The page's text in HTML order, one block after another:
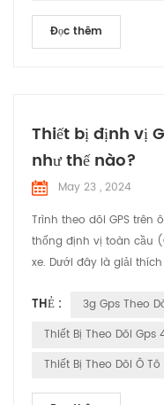
Đọc thêm
Thiết bị định vị
như thế nào?
May 23 , 2024
Trình theo dõi GPS trên
thống định vị toàn cầu
xe. Dưới đây là giải
quay quanh Trái đất.
hiệu bao gồm vị trí của
THẺ : 3g Gps Theo
Thiết Bị Theo Dõi Gps
Thiết Bị Theo Dõi Ô Tô